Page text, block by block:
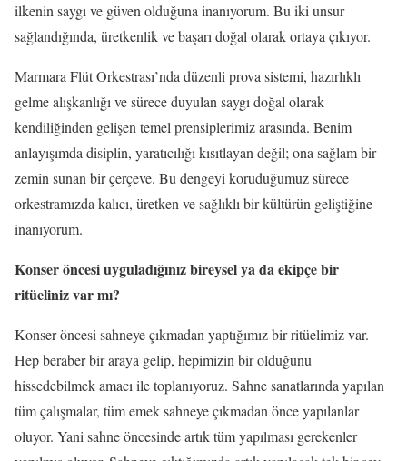
ilkenin saygı ve güven olduğuna inanıyorum. Bu iki unsur
sağlandığında, üretkenlik ve başarı doğal olarak ortaya çıkıyor.
Marmara Flüt Orkestrası’nda düzenli prova sistemi, hazırlıklı
gelme alışkanlığı ve sürece duyulan saygı doğal olarak
kendiliğinden gelişen temel prensiplerimiz arasında. Benim
anlayışımda disiplin, yaratıcılığı kısıtlayan değil; ona sağlam bir
zemin sunan bir çerçeve. Bu dengeyi koruduğumuz sürece
orkestramızda kalıcı, üretken ve sağlıklı bir kültürün geliştiğine
inanıyorum.
Konser öncesi uyguladığınız bireysel ya da ekipçe bir
ritüeliniz var mı?
Konser öncesi sahneye çıkmadan yaptığımız bir ritüelimiz var.
Hep beraber bir araya gelip, hepimizin bir olduğunu
hissedebilmek amacı ile toplanıyoruz. Sahne sanatlarında yapılan
tüm çalışmalar, tüm emek sahneye çıkmadan önce yapılanlar
oluyor. Yani sahne öncesinde artık tüm yapılması gerekenler